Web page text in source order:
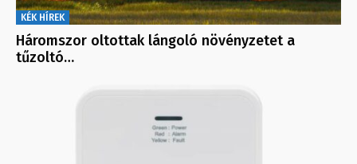
KÉK HÍREK
Háromszor oltottak lángoló növényzetet a
tűzoltó…